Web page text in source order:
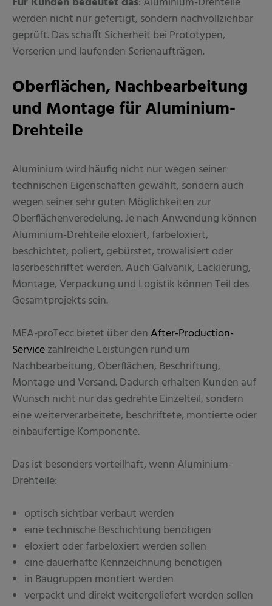
werden nicht nur gefertigt, sondern nachvollziehbar
geprüft. Das schafft Sicherheit bei Prototypen,
Vorserien und laufenden Serienaufträgen.
Oberflächen, Nachbearbeitung
und Montage für Aluminium-
Drehteile
Aluminium wird häufig nicht nur wegen seiner
technischen Eigenschaften gewählt, sondern auch
wegen seiner sehr guten Möglichkeiten zur
Oberflächenveredelung. Je nach Anwendung können
Aluminium-Drehteile eloxiert, farbeloxiert,
beschichtet, poliert, gebürstet, trowalisiert oder
laserbeschriftet werden. Auch Galvanik, Lackierung,
Montage, Verpackung und Logistik können Teil des
Gesamtprojekts sein.
MEA-proTecc bietet über denAfter-Production-
Servicezahlreiche Leistungen rund um
Nachbearbeitung, Oberflächen, Beschriftung,
Montage und Versand. Dadurch erhalten Kunden auf
Wunsch nicht nur das gedrehte Einzelteil, sondern
eine weiterverarbeitete, beschriftete, montierte oder
einbaufertige Komponente.
Das ist besonders vorteilhaft, wenn Aluminium-
Drehteile:
optisch sichtbar verbaut werden
eine technische Beschichtung benötigen
eloxiert oder farbeloxiert werden sollen
eine dauerhafte Kennzeichnung benötigen
in Baugruppen montiert werden
verpackt und direkt weitergeliefert werden sollen